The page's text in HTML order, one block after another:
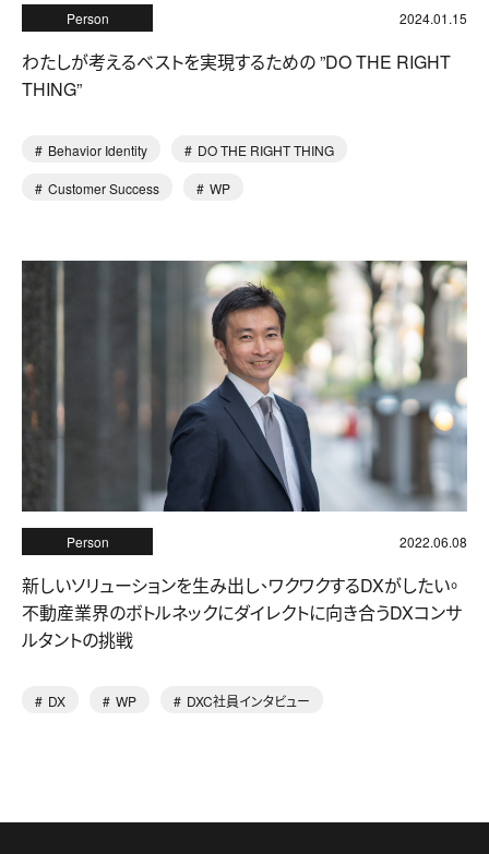
Person 2024.01.15
わたしが考えるベストを実現するための ”DO THE RIGHT
THING”
Behavior Identity DO THE RIGHT THING
Customer Success WP
Person 2022.06.08
新しいソリューションを生み出し、ワクワクするDXがしたい。
不動産業界のボトルネックにダイレクトに向き合うDXコンサ
ルタントの挑戦
DX WP DXC社員インタビュー